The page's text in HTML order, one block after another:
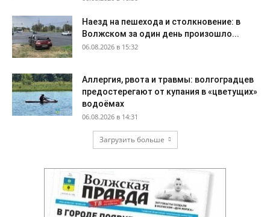
Наезд на пешехода и столкновение: в
Волжском за один день произошло...
06.08.2026 в 15:32
Аллергия, рвота и травмы: волгоградцев
предостерегают от купания в «цветущих»
водоёмах
06.08.2026 в 14:31
Загрузить больше